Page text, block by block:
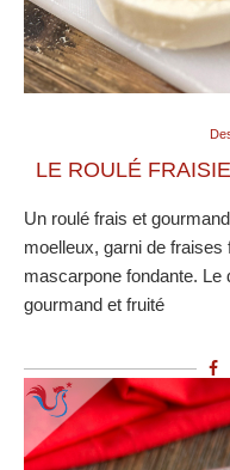
LE ROULÉ
Un roulé frais et
moelleux, garni de
mascarpone fondante. Le
gourmand et fruité